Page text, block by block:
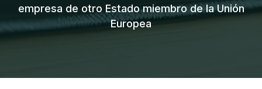
empresa de otro Estado miembro de la Unión
Europea